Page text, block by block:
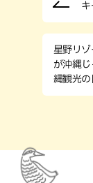
キ
星野リ
が沖縄
縄観光の